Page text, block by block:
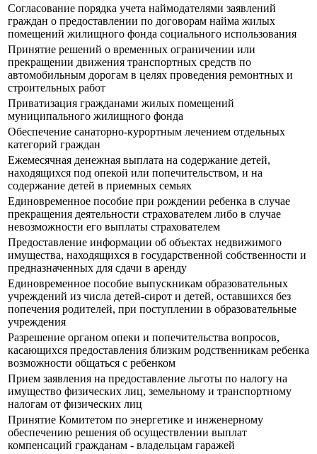
Согласование порядка учета наймодателями заявлений
граждан о предоставлении по договорам найма жилых
помещений жилищного фонда социального использования
Принятие решений о временных ограничении или
прекращении движения транспортных средств по
автомобильным дорогам в целях проведения ремонтных и
строительных работ
Приватизация гражданами жилых помещений
муниципального жилищного фонда
Обеспечение санаторно-курортным лечением отдельных
категорий граждан
Ежемесячная денежная выплата на содержание детей,
находящихся под опекой или попечительством, и на
содержание детей в приемных семьях
Единовременное пособие при рождении ребенка в случае
прекращения деятельности страхователем либо в случае
невозможности его выплаты страхователем
Предоставление информации об объектах недвижимого
имущества, находящихся в государственной собственности и
предназначенных для сдачи в аренду
Единовременное пособие выпускникам образовательных
учреждений из числа детей-сирот и детей, оставшихся без
попечения родителей, при поступлении в образовательные
учреждения
Разрешение органом опеки и попечительства вопросов,
касающихся предоставления близким родственникам ребенка
возможности общаться с ребенком
Прием заявления на предоставление льготы по налогу на
имущество физических лиц, земельному и транспортному
налогам от физических лиц
Принятие Комитетом по энергетике и инженерному
обеспечению решения об осуществлении выплат
компенсаций гражданам - владельцам гаражей